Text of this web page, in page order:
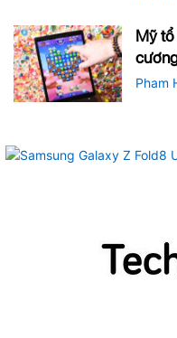
Mỹ
Pham